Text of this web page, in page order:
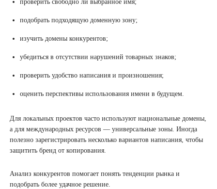
проверить свободно ли выбранное имя;
подобрать подходящую доменную зону;
изучить домены конкурентов;
убедиться в отсутствии нарушений товарных знаков;
проверить удобство написания и произношения;
оценить перспективы использования имени в будущем.
Для локальных проектов часто используют национальные домены,
а для международных ресурсов — универсальные зоны. Иногда
полезно зарегистрировать несколько вариантов написания, чтобы
защитить бренд от копирования.
Анализ конкурентов помогает понять тенденции рынка и
подобрать более удачное решение.